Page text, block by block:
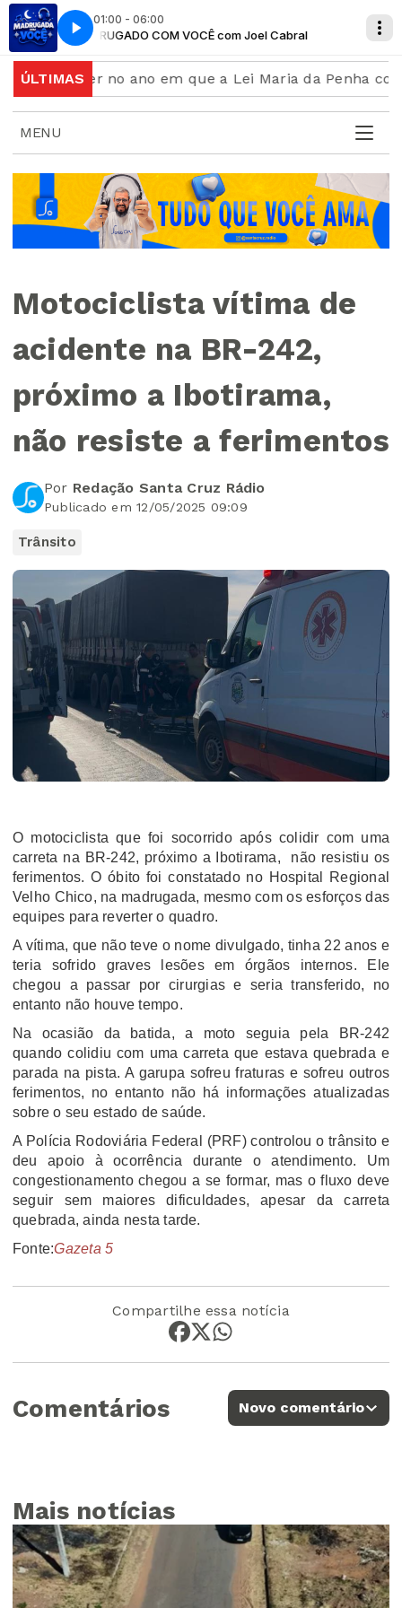
01:00 - 06:00
MADRUGADO COM VOCÊ com Joel Cabral
ÚLTIMASno ano em que a Lei Maria da Penha completa
MENU
Motociclista vítima de
acidente na BR-242,
próximo a Ibotirama,
não resiste a ferimentos
Por Redação Santa Cruz Rádio
Publicado em 12/05/2025 09:09
Trânsito
O motociclista que foi socorrido após colidir com uma
carreta na BR-242, próximo a Ibotirama, não resistiu os
ferimentos. O óbito foi constatado no Hospital Regional
Velho Chico, na madrugada, mesmo com os esforços das
equipes para reverter o quadro.
A vítima, que não teve o nome divulgado, tinha 22 anos e
teria sofrido graves lesões em órgãos internos. Ele
chegou a passar por cirurgias e seria transferido, no
entanto não houve tempo.
Na ocasião da batida, a moto seguia pela BR-242
quando colidiu com uma carreta que estava quebrada e
parada na pista. A garupa sofreu fraturas e sofreu outros
ferimentos, no entanto não há informações atualizadas
sobre o seu estado de saúde.
A Polícia Rodoviária Federal (PRF) controlou o trânsito e
deu apoio à ocorrência durante o atendimento. Um
congestionamento chegou a se formar, mas o fluxo deve
seguir sem maiores dificuldades, apesar da carreta
quebrada, ainda nesta tarde.
Fonte:Gazeta 5
Compartilhe essa notícia
Comentários Novo comentário
Mais notícias